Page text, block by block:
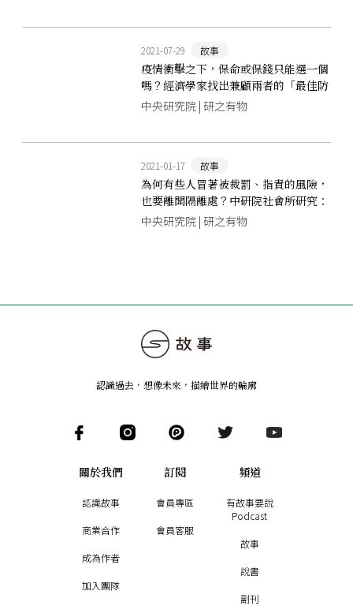
2021-07-29 故事
疫情衝擊之下，保命或保錢只能選一個
嗎？經濟學家找出兼顧兩者的「最佳防
疫政策」
中央研究院 | 研之有物
2021-01-17 故事
為何有些人冒著被裁罰、指責的風險，
也要離開隔離處？中研院社會所研究：
壓力、焦慮、缺乏社交是主因
中央研究院 | 研之有物
認識過去，想像未來 ， 描繪世界的輪廓
關於我們
認識故事
商業合作
成為作者
加入團隊
訂閱
會員專區
會員客服
頻道
有故事要說
Podcast
故事
說書
副刊